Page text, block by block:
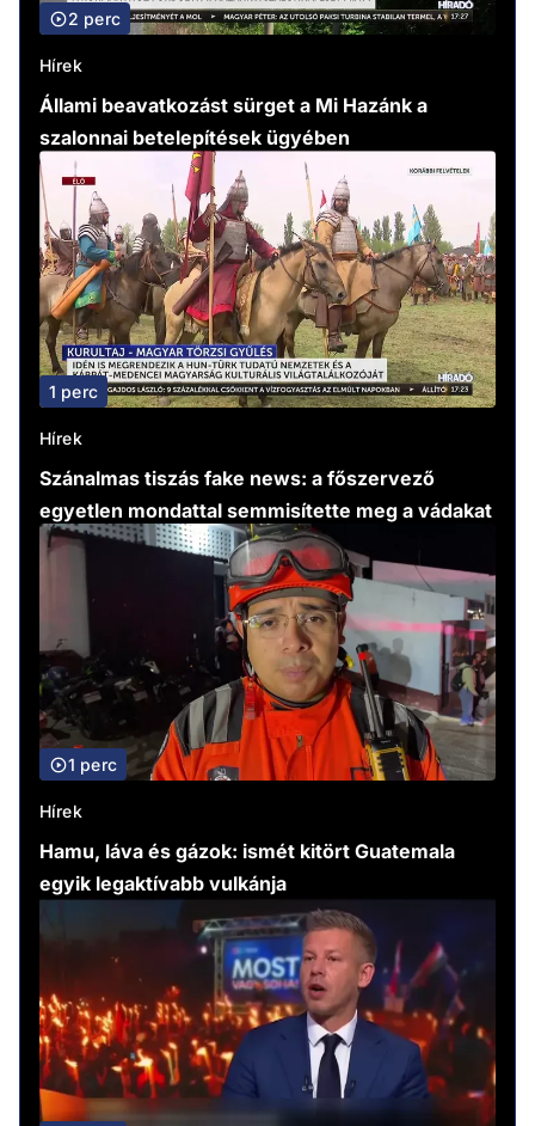
2 perc
Hírek
Állami beavatkozást sürget a Mi Hazánk a
szalonnai betelepítések ügyében
1 perc
Hírek
Szánalmas tiszás fake news: a főszervező
egyetlen mondattal semmisítette meg a vádakat
1 perc
Hírek
Hamu, láva és gázok: ismét kitört Guatemala
egyik legaktívabb vulkánja